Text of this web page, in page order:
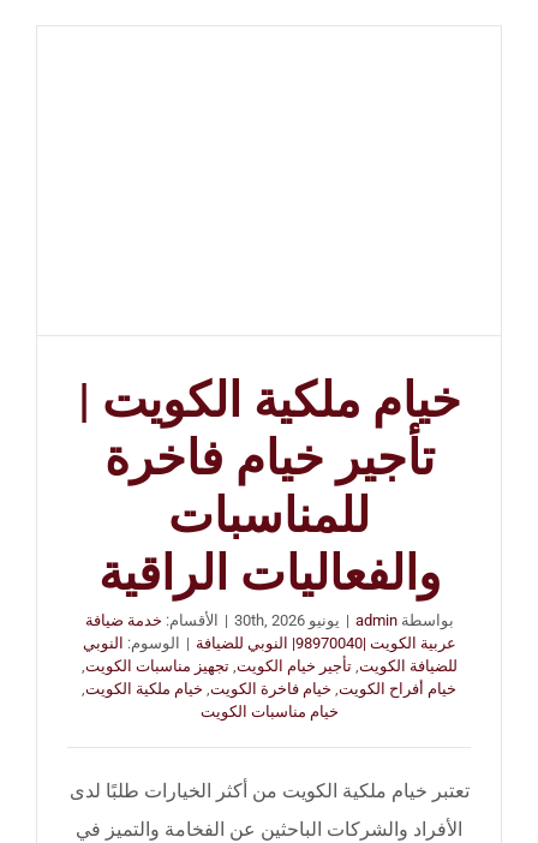
خيام ملكية الكويت |
تأجير خيام فاخرة
للمناسبات
والفعاليات الراقية
بواسطةadmin
| يونيو 30th, 2026 | الأقسام: خدمة ضيافة
عربية الكويت |98970040| النوبي للضيافة
| الوسوم: النوبي
للضيافة الكويت,تأجير خيام الكويت,تجهيز مناسبات الكويت,
خيام أفراح الكويت, خيام فاخرة الكويت, خيام ملكية الكويت,
خيام مناسبات الكويت
تعتبر خيام ملكية الكويت من أكثر الخيارات طلبًا لدى
الأفراد والشركات الباحثين عن الفخامة والتميز في